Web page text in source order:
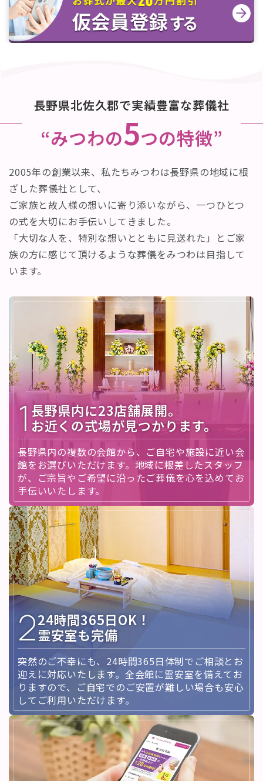
長野県北佐久郡で実績豊富な葬儀社
“みつわの5つの特徴”
2005年の創業以来、私たちみつわは長野県の地域に根
ざした葬儀社として、
ご家族と故人様の想いに寄り添いながら、一つひとつ
の式を大切にお手伝いしてきました。
「大切な人を、特別な想いとともに見送れた」とご家
族の方に感じて頂けるような葬儀をみつわは目指して
います。
1 長野県内に23店舗展開。
お近くの式場が見つかります。
長野県内の複数の会館から、ご自宅や施設に近い会
館をお選びいただけます。地域に根差したスタッフ
が、ご宗旨やご希望に沿ったご葬儀を心を込めてお
手伝いいたします。
224時間365日OK！
霊安室も完備
突然のご不幸にも、24時間365日体制でご相談とお
迎えに対応いたします。全会館に霊安室を備えてお
りますので、ご自宅でのご安置が難しい場合も安心
してご利用いただけます。